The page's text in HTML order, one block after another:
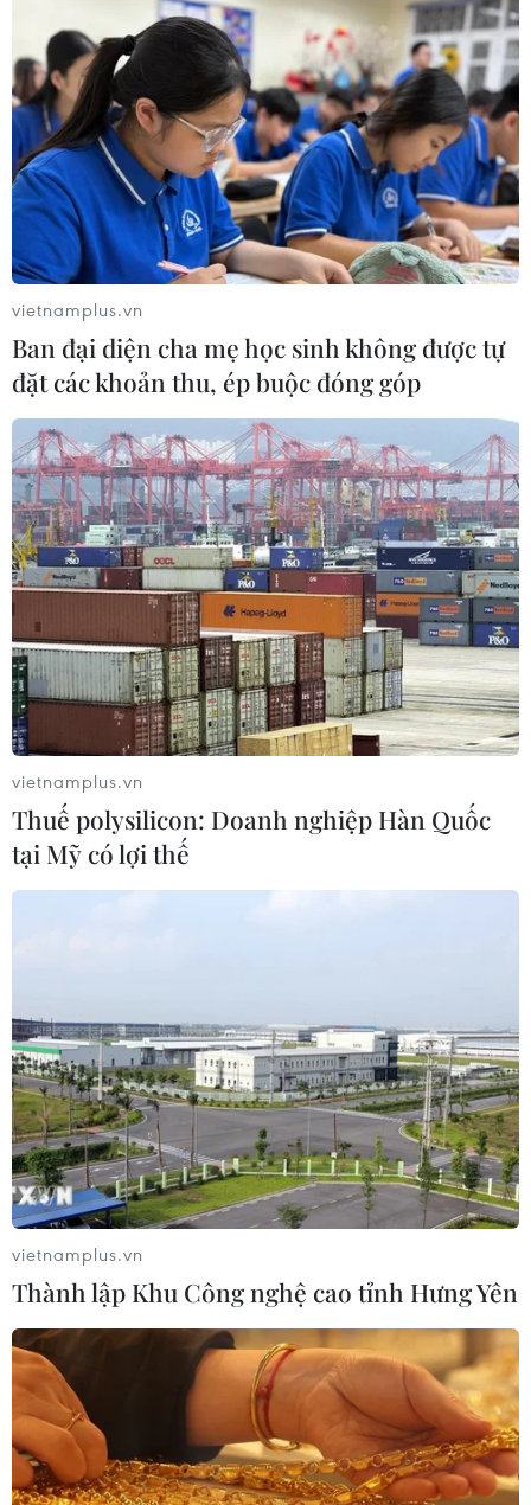
vietnamplus.vn
Ban đại diện cha mẹ học sinh không được tự
đặt các khoản thu, ép buộc đóng góp
vietnamplus.vn
Thuế polysilicon: Doanh nghiệp Hàn Quốc
tại Mỹ có lợi thế
vietnamplus.vn
Thành lập Khu Công nghệ cao tỉnh Hưng Yên